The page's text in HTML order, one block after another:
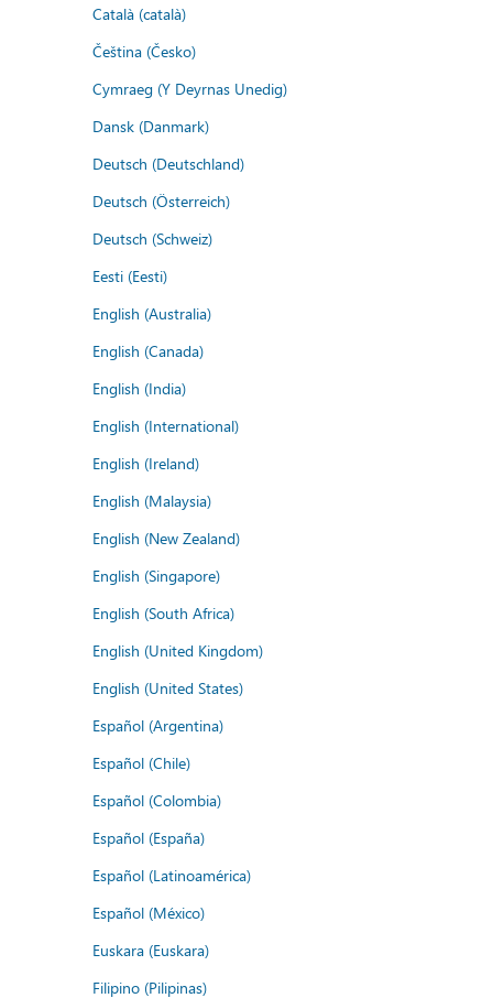
Català (català)
Čeština (Česko)
Cymraeg (Y Deyrnas Unedig)
Dansk (Danmark)
Deutsch (Deutschland)
Deutsch (Österreich)
Deutsch (Schweiz)
Eesti (Eesti)
English (Australia)
English (Canada)
English (India)
English (International)
English (Ireland)
English (Malaysia)
English (New Zealand)
English (Singapore)
English (South Africa)
English (United Kingdom)
English (United States)
Español (Argentina)
Español (Chile)
Español (Colombia)
Español (España)
Español (Latinoamérica)
Español (México)
Euskara (Euskara)
Filipino (Pilipinas)